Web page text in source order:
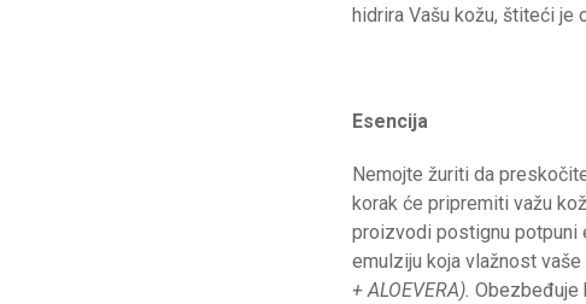
hidrira Vašu kožu, štiteći je
Esencija
Nemojte žuriti da
korak će pripremiti važu
proizvodi postignu potpuni
emulziju koja vlažnost
+ ALOEVERA). Obezbeđuje